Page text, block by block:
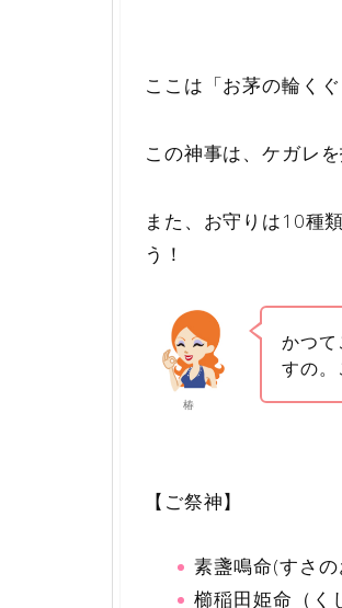
ここは「お茅の輪くぐ
この神事は、ケガレ
また、お守りは10種
う！
椿
かつ
すの。
【ご祭神】
素盞鳴命(すさの
櫛稲田姫命（く